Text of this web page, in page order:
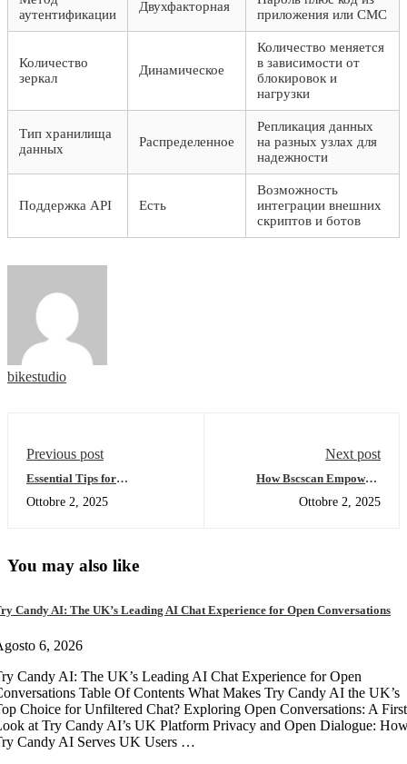
аутентификации
Двухфакторная
приложения или СМС
Количество
зеркал
Динамическое
Количество меняется
в зависимости от
блокировок и
нагрузки
Тип хранилища
данных
Распределенное
Репликация данных
на разных узлах для
надежности
Поддержка API Есть
Возможность
интеграции внешних
скриптов и ботов
bikestudio
Previous post
Essential Tips for
Efficiently
Ottobre 2, 2025
Next post
How Bscscan Empowers
Ottobre 2, 2025
You may also like
Candy AI: The UK’s Leading AI Chat Experience for Open Conversations
6, 2026
Candy AI: The UK’s Leading AI Chat Experience for Open
Table Of Contents What Makes Try Candy AI the UK’s
Choice for Unfiltered Chat? Exploring Open Conversations: A First
at Try Candy AI’s UK Platform Privacy and Open Dialogue:
Candy AI Serves UK Users …